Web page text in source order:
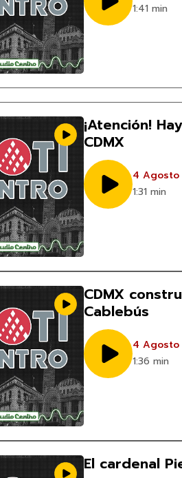
1:41 min
¡Atención!
CDMX
4 Agosto
1:31 min
CDMX
Cablebús
4 Agosto
1:36 min
El cardenal